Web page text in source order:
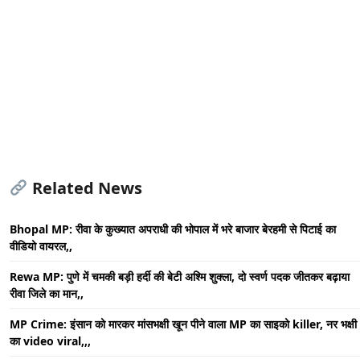
Related News
Bhopal MP: रीवा के कुख्यात अपराधी की भोपाल में भरे बाजार बेरहमी से पिटाई का
वीडियो वायरल,,
Rewa MP: पुणे में चमकी बड़ी हर्दी की बेटी अश्मि शुक्ला, दो स्वर्ण पदक जीतकर बढ़ाया
रीवा जिले का मान,,
MP Crime: इंसान को मारकर मांसभक्षी खून पीने वाला MP का साइको killer, नर भक्षी
का video viral,,,